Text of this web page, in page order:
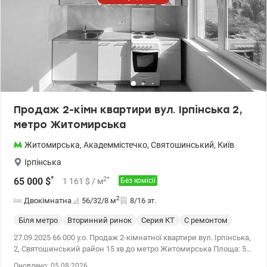
Продаж 2-кімн квартири вул. Ірпінська 2,
метро Житомирська
Житомирська, Академмістечко, Святошинський, Київ
Ірпінська
65 000 $* 1 161 $ / м2* Без комісії
Двокімнатна 56/32/8 м2 8/16 эт.
Біля метро Вторинний ринок Серия КТ
С ремонтом
27.09.2025 66 000 у.о. Продаж 2-кімнатної квартири вул. Ірпінська,
2, Святошинський район 15 хв до метро Житомирська Площа: 56